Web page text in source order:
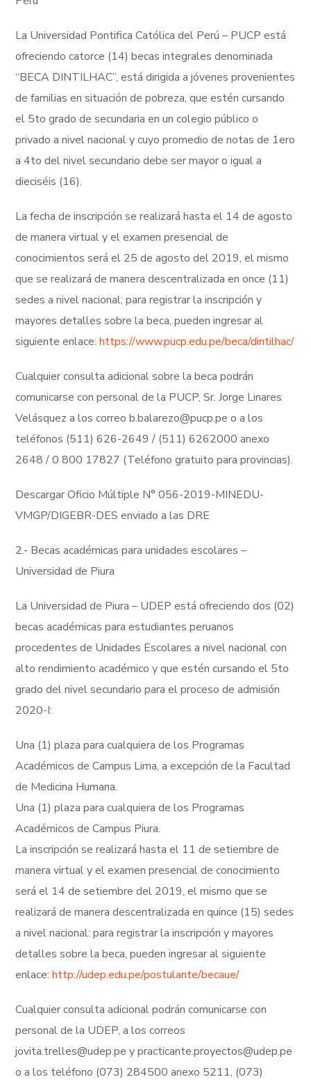
La Universidad Pontifica Católica del Perú – PUCP está
ofreciendo catorce (14) becas integrales denominada
“BECA DINTILHAC”, está dirigida a jóvenes provenientes
de familias en situación de pobreza, que estén cursando
el 5to grado de secundaria en un colegio público o
privado a nivel nacional y cuyo promedio de notas de 1ero
a 4to del nivel secundario debe ser mayor o igual a
dieciséis (16).
La fecha de inscripción se realizará hasta el 14 de agosto
de manera virtual y el examen presencial de
conocimientos será el 25 de agosto del 2019, el mismo
que se realizará de manera descentralizada en once (11)
sedes a nivel nacional; para registrar la inscripción y
mayores detalles sobre la beca, pueden ingresar al
siguiente enlace:https://www.pucp.edu.pe/beca/dintilhac/
Cualquier consulta adicional sobre la beca podrán
comunicarse con personal de la PUCP, Sr. Jorge Linares
Velásquez a los correo b.balarezo@pucp.pe o a los
teléfonos (511) 626-2649 / (511) 6262000 anexo
2648 / 0 800 17827 (Teléfono gratuito para provincias).
Descargar Oficio Múltiple N° 056-2019-MINEDU-
VMGP/DIGEBR-DES enviado a las DRE
2.- Becas académicas para unidades escolares –
Universidad de Piura
La Universidad de Piura – UDEP está ofreciendo dos (02)
becas académicas para estudiantes peruanos
procedentes de Unidades Escolares a nivel nacional con
alto rendimiento académico y que estén cursando el 5to
grado del nivel secundario para el proceso de admisión
2020-I:
Una (1) plaza para cualquiera de los Programas
Académicos de Campus Lima, a excepción de la Facultad
de Medicina Humana.
Una (1) plaza para cualquiera de los Programas
Académicos de Campus Piura.
La inscripción se realizará hasta el 11 de setiembre de
manera virtual y el examen presencial de conocimiento
será el 14 de setiembre del 2019, el mismo que se
realizará de manera descentralizada en quince (15) sedes
a nivel nacional: para registrar la inscripción y mayores
detalles sobre la beca, pueden ingresar al siguiente
enlace:http://udep.edu.pe/postulante/becaue/
Cualquier consulta adicional podrán comunicarse con
personal de la UDEP, a los correos
jovita.trelles@udep.pe y practicante.proyectos@udep.pe
o a los teléfono (073) 284500 anexo 5211, (073)